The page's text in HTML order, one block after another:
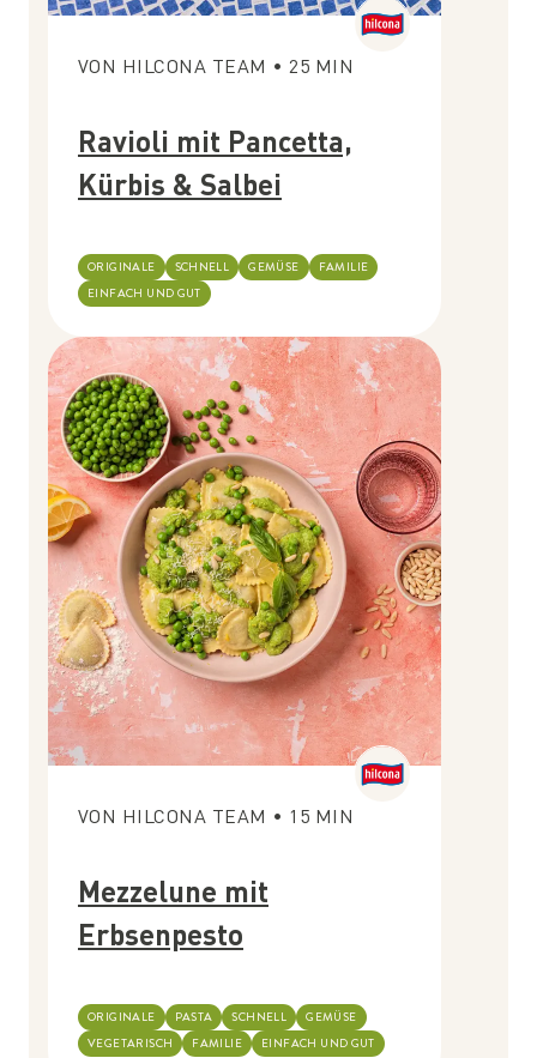
VON HILCONA TEAM • 25 MIN
Ravioli mit Pancetta,
Kürbis & Salbei
ORIGINALE SCHNELL GEMÜSE
FAMILIE
EINFACH UND GUT
VON HILCONA TEAM • 15 MIN
Mezzelune mit
Erbsenpesto
ORIGINALE PASTA SCHNELL
GEMÜSE
VEGETARISCH
FAMILIE EINFACH UND GUT